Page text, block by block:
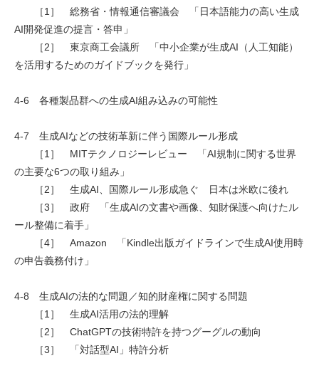
［1］ 総務省・情報通信審議会 「日本語能力の高い生成
AI開発促進の提言・答申」
［2］ 東京商工会議所 「中小企業が生成AI（人工知能）
を活用するためのガイドブックを発行」
4-6 各種製品群への生成AI組み込みの可能性
4-7 生成AIなどの技術革新に伴う国際ルール形成
［1］ MITテクノロジーレビュー 「AI規制に関する世界
の主要な6つの取り組み」
［2］ 生成AI、国際ルール形成急ぐ 日本は米欧に後れ
［3］ 政府 「生成AIの文書や画像、知財保護へ向けたル
ール整備に着手」
［4］ Amazon 「Kindle出版ガイドラインで生成AI使用時
の申告義務付け」
4-8 生成AIの法的な問題／知的財産権に関する問題
［1］ 生成AI活用の法的理解
［2］ ChatGPTの技術特許を持つグーグルの動向
［3］ 「対話型AI」特許分析